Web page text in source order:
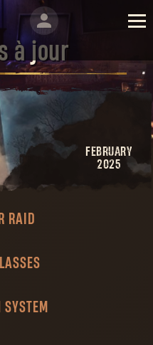
à jour
FEBRUARY
2025
RAID
SYSTEM